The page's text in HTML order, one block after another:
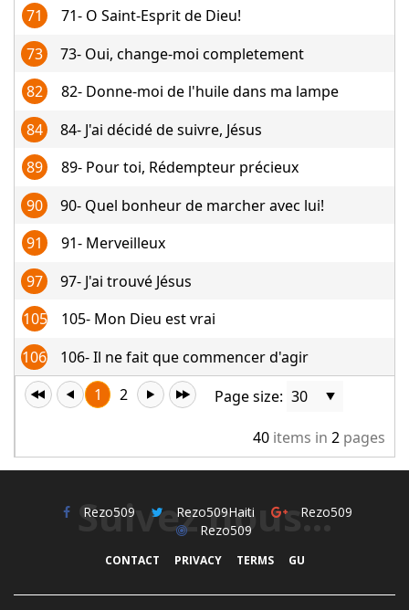
1 2 Page size:
40 items in 2 pages
71
71- O Saint-Esprit de Dieu!
73
73- Oui, change-moi completement
82
82- Donne-moi de l'huile dans ma lampe
84
84- J'ai décidé de suivre, Jésus
89
89- Pour toi, Rédempteur précieux
90
90- Quel bonheur de marcher avec lui!
91
91- Merveilleux
97
97- J'ai trouvé Jésus
105
105- Mon Dieu est vrai
106
106- Il ne fait que commencer d'agir
Suivez nous...
Rezo509 Rezo509Haiti
Rezo509
Rezo509
CONTACT PRIVACY TERMS GU